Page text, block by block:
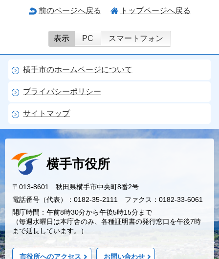
前のページへ戻る トップページへ戻る
表示 PC スマートフォン
横手市のホームページについて
プライバシーポリシー
サイトマップ
横手市役所
〒013-8601 秋田県横手市中央町8番2号
電話番号（代表）：0182-35-2111 ファクス：0182-33-6061
開庁時間：午前8時30分から午後5時15分まで
（毎週水曜日は本庁舎のみ、各種証明書の発行窓口を午後7時
まで延長しています。）
市役所へのアクセス お問い合わせ